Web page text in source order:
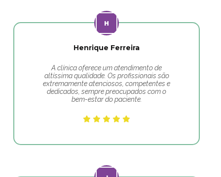
Henrique Ferreira
A clínica oferece um atendimento de
altíssima qualidade. Os profissionais são
extremamente atenciosos, competentes e
dedicados, sempre preocupados com o
bem-estar do paciente.